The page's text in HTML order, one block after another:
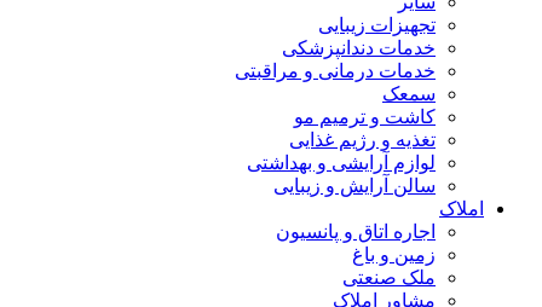
تجهیزات زیبایی
خدمات دندانپزشکی
خدمات درمانی و مراقبتی
سمعک
کاشت و ترمیم مو
تغذیه و رژیم غذایی
لوازم آرایشی و بهداشتی
سالن آرایش و زیبایی
املاک
اجاره اتاق و پانسیون
زمین و باغ
ملک صنعتی
مشاور املاک